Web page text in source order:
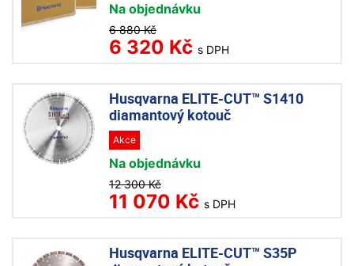
Na objednávku
6 880 Kč
6 320 Kč s DPH
Husqvarna ELITE-CUT™ S1410
diamantový kotouč
Akce
Na objednávku
12 300 Kč
11 070 Kč s DPH
Husqvarna ELITE-CUT™ S35P